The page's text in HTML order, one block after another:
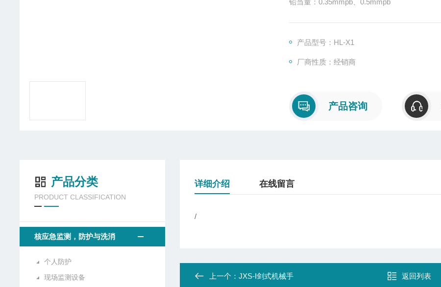
铅当量：0.35mmpb、0.5mmpb
产品型号：HL-X1
厂商性质：经销商
产品咨询
产品分类
PRODUCT CLASSIFICATION
核应急监测，防护与洗消
个人防护
现场监测设备
详细介绍 在线留言
/
上一个：JXS-I剑式机械手 返回列表